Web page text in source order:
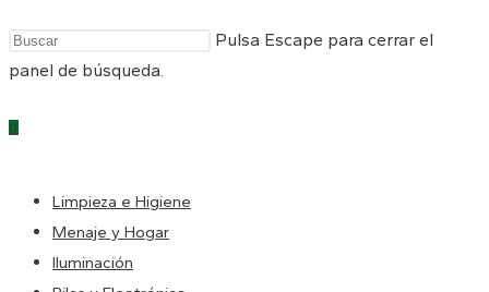
Pulsa Escape para cerrar el
panel de búsqueda.
0
Limpieza e Higiene
Menaje y Hogar
Iluminación